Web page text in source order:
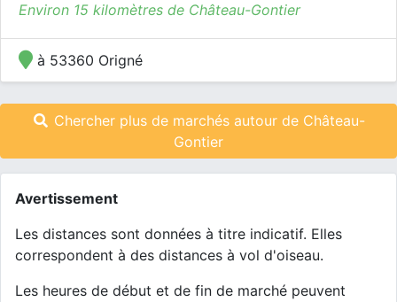
Environ 15 kilomètres de Château-Gontier
à 53360 Origné
Chercher plus de marchés autour de Château-
Gontier
Avertissement
Les distances sont données à titre indicatif. Elles
correspondent à des distances à vol d'oiseau.
Les heures de début et de fin de marché peuvent